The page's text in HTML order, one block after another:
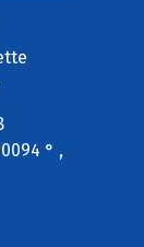
° ,